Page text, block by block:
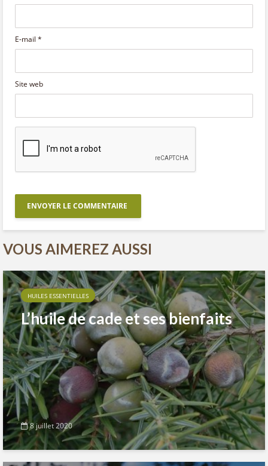
E-mail *
Site web
VOUS AIMEREZ AUSSI
HUILES ESSENTIELLES
L’huile de cade et ses bienfaits
8 juillet 2020